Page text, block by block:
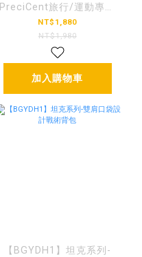
PreciCent旅行/運動專用
防水後背包
NT$1,880
NT$1,980
加入購物車
【BGYDH1】坦克系列-